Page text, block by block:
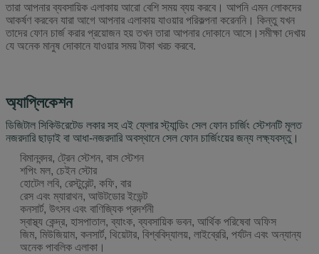
তারা আপনার ব্যবসায়িক এলাকায় আরো বেশি সময় ব্যয় করবে। আপনি এমন লোকদের
আকর্ষণ করবেন যারা আগে আপনার এলাকায় যাওয়ার পরিকল্পনা করেননি। কিন্তু যখন
তাদের ফোন চার্জ করার প্রয়োজন হয় তখন তারা আপনার দোকানে আসে।সমীক্ষা দেখায়
যে অনেক মানুষ দোকানে যাওয়ার সময় টাকা খরচ করবে.
অ্যাপ্লিকেশন
ডিজিটাল সিকিউরেটেড লকার সহ এই ফ্লোর স্ট্যান্ডিং সেল ফোন চার্জিং স্টেশনটি মূলত
নজরদারি ছাড়াই বা আধা-নজরদারি অবস্থানে সেল ফোন চার্জিংয়ের জন্য লক্ষ্যবস্তু।
বিমানবন্দর, ট্রেন স্টেশন, বাস স্টেশন
শপিং মল, চেইন স্টোর
হোটেল লবি, রেস্টুরেন্ট, কফি, বার
রেস এবং ম্যারাথন, আউটডোর ইভেন্ট
কনসার্ট, উৎসব এবং বাণিজ্যিক প্রদর্শনী
স্বাস্থ্য কেন্দ্র, হাসপাতাল, ব্যাংক, ব্যবসায়িক ভবন, আর্থিক পরিষেবা অফিস
জিম, মিউজিয়াম, কনসার্ট, থিয়েটার, বিশ্ববিদ্যালয়, লাইব্রেরি, পর্যটন এবং অন্যান্য
অনেক পাবলিক এলাকা।